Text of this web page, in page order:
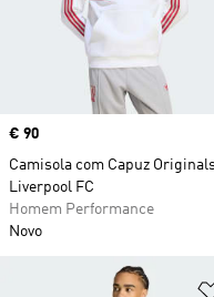
Price
€ 90
Camisola com Capuz
Liverpool FC
Homem Performance
Novo